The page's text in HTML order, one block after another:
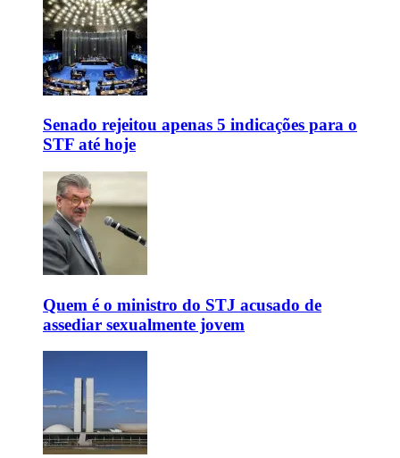
Senado rejeitou apenas 5 indicações para o
STF até hoje
Quem é o ministro do STJ acusado de
assediar sexualmente jovem